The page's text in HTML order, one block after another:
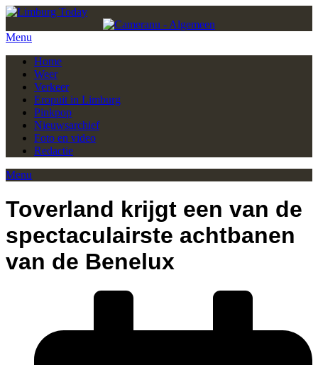
Menu
Home
Weer
Verkeer
Eropuit in Limburg
Pinkpop
Nieuwsarchief
Foto en video
Redactie
Menu
Toverland krijgt een van de
spectaculairste achtbanen
van de Benelux